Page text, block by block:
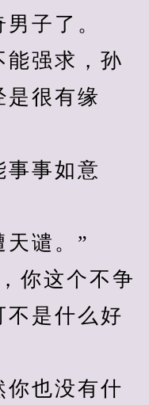
子了。
强求，孙
是很有缘
事如意
谴。”
这个不争
不是什么好
也没有什